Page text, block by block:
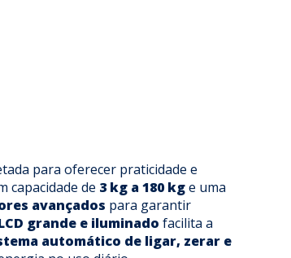
para oferecer praticidade e
capacidade de 3 kg a 180 kge uma
avançados para garantir
grande e iluminado facilita a
automático de ligar, zerar e